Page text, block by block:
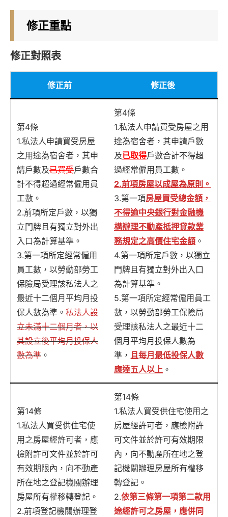
修正重點
修正對照表
修正前 修正後
第4條
1.私法人申請買受房屋
之用途為宿舍者，其申
請戶數及已買受戶數合
計不得超過經常僱用員
工數。
2.前項所定戶數，以獨
立門牌且有獨立對外出
入口為計算基準。
3.第一項所定經常僱用
員工數，以勞動部勞工
保險局受理該私法人之
最近十二個月平均月投
保人數為準。 私法人設
立未滿十二個月者，以
其設立後平均月投保人
數為準 。
第4條
1.私法人申請買受房屋之用
途為宿舍者，其申請戶數
及已取得戶數合計不得超
過經常僱用員工數。
2.前項房屋以成屋為原則。
3.第一項房屋買受總金額，
不得逾中央銀行對金融機
構辦理不動產抵押貸款業
務規定之高價住宅金額 。
4.第一項所定戶數，以獨立
門牌且有獨立對外出入口
為計算基準。
5.第一項所定經常僱用員工
數，以勞動部勞工保險局
受理該私法人之最近十二
個月平均月投保人數為
準， 且每月最低投保人數
應達五人以上 。
第14條
1.私法人買受供住宅使
用之房屋經許可者，應
檢附許可文件並於許可
有效期限內，向不動產
所在地之登記機關辦理
房屋所有權移轉登記。
2.前項登記機關辦理登
第14條
1.私法人買受供住宅使用之
房屋經許可者，應檢附許
可文件並於許可有效期限
內，向不動產所在地之登
記機關辦理房屋所有權移
轉登記。
2.依第三條第一項第二款用
途經許可之房屋，應併同